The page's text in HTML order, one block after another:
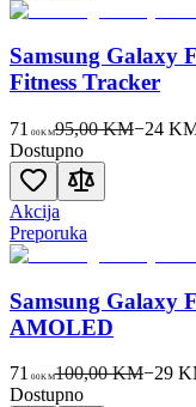
Samsung Galaxy
Fitness Tracker
71 00KM95,00 KM−24
Dostupno
Akcija
Preporuka
Samsung Galaxy
AMOLED
71 00KM100,00 KM−29
Dostupno